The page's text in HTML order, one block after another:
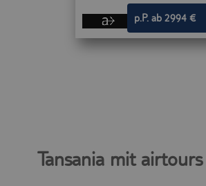
p.P. ab 2994 €
Tansania mit